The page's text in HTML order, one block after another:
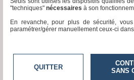
www.acteurs-locaux.fr
"techniques" nécessaires à son
En revanche, pour plus de sécurité,
paramétrer/gérer manuellement ceux-ci
QUITTER
SANS